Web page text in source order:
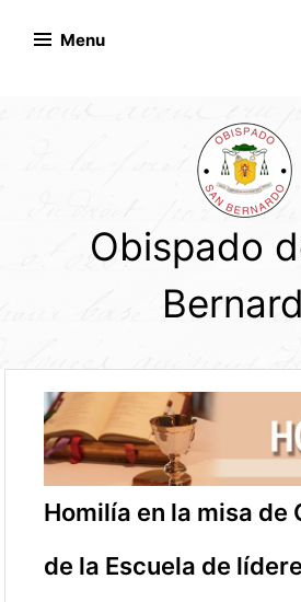
Menu
Obispado
Homilía en la misa de
de la Escuela de